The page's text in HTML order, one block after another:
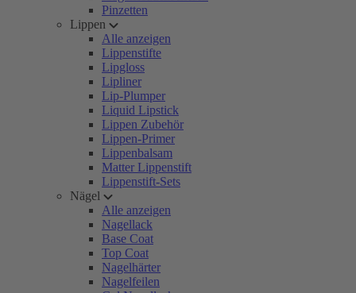
Pinzetten
Lippen
Alle anzeigen
Lippenstifte
Lipgloss
Lipliner
Lip-Plumper
Liquid Lipstick
Lippen Zubehör
Lippen-Primer
Lippenbalsam
Matter Lippenstift
Lippenstift-Sets
Nägel
Alle anzeigen
Nagellack
Base Coat
Top Coat
Nagelhärter
Nagelfeilen